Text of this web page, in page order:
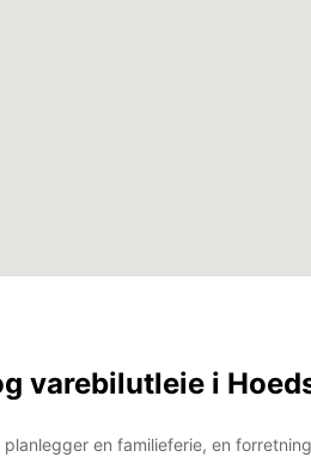
varebilutleie i
planlegger en familieferie, en